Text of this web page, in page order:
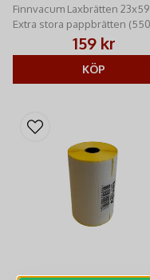
10-p
Finnvacum Laxbrätten
Extra stora pappbrätten
för hela laxsidor/kött.
Guld/Silver. Professionell &
hygienisk presentation.
159 kr
KÖP